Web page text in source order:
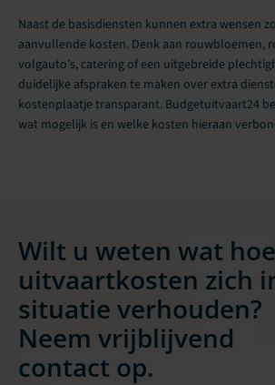
Naast de basisdiensten kunnen extra wensen
aanvullende kosten. Denk aan rouwbloemen,
volgauto’s, catering of een uitgebreide
duidelijke afspraken te maken over extra
kostenplaatje transparant. Budgetuitvaart24
wat mogelijk is en welke kosten hieraan
Wilt u weten wat
uitvaartkosten zich
situatie verhouden?
Neem vrijblijvend
contact op.